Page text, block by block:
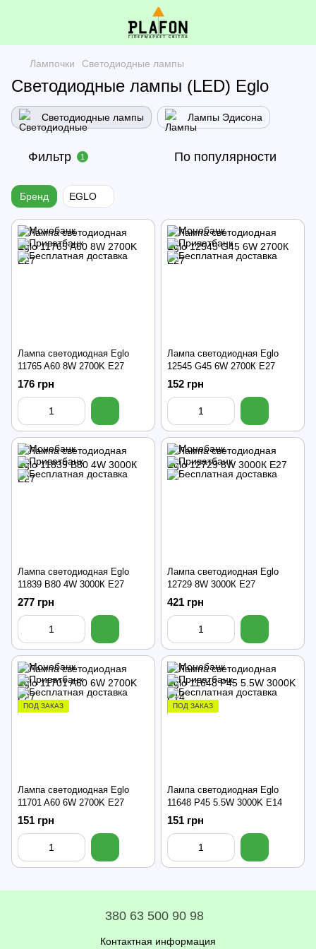
Лампочки Светодиодные лампы
Светодиодные лампы (LED) Eglo
Светодиодные лампы Лампы Эдисона
Фильтр 1 По популярности
Бренд EGLO
Лампа светодиодная Eglo
11765 A60 8W 2700K E27
176 грн
Лампа светодиодная Eglo
12545 G45 6W 2700К E27
152 грн
Лампа светодиодная Eglo
11839 B80 4W 3000К E27
277 грн
Лампа светодиодная Eglo
12729 8W 3000К E27
421 грн
ПОД ЗАКАЗ
Лампа светодиодная Eglo
11701 A60 6W 2700K E27
151 грн
ПОД ЗАКАЗ
Лампа светодиодная Eglo
11648 P45 5.5W 3000K E14
151 грн
380 63 500 90 98
Контактная информация